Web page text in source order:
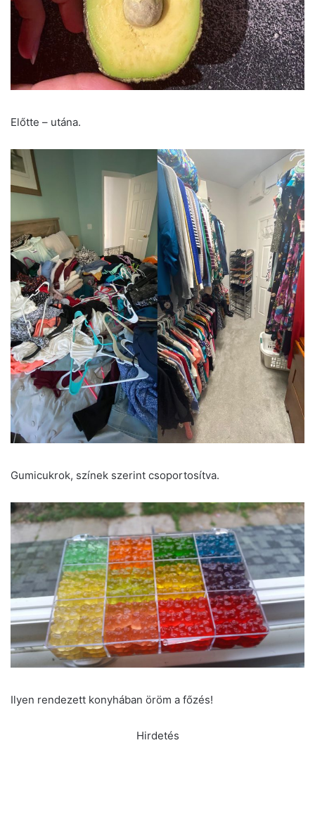
Előtte – utána.
Gumicukrok, színek szerint csoportosítva.
Ilyen rendezett konyhában öröm a főzés!
Hirdetés